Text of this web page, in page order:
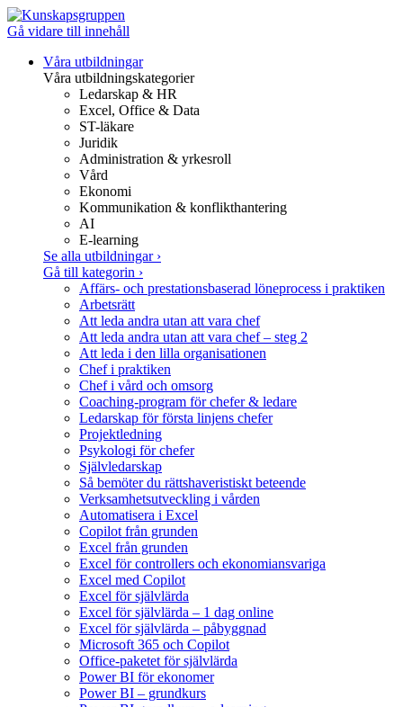
Gå vidare till innehåll
Våra utbildningar
Våra utbildningskategorier
Ledarskap & HR
Excel, Office & Data
ST-läkare
Juridik
Administration & yrkesroll
Vård
Ekonomi
Kommunikation & konflikthantering
AI
E-learning
Se alla utbildningar ›
Gå till kategorin ›
Affärs- och prestationsbaserad löneprocess i praktiken
Arbetsrätt
Att leda andra utan att vara chef
Att leda andra utan att vara chef – steg 2
Att leda i den lilla organisationen
Chef i praktiken
Chef i vård och omsorg
Coaching-program för chefer & ledare
Ledarskap för första linjens chefer
Projektledning
Psykologi för chefer
Självledarskap
Så bemöter du rättshaveristiskt beteende
Verksamhetsutveckling i vården
Automatisera i Excel
Copilot från grunden
Excel från grunden
Excel för controllers och ekonomiansvariga
Excel med Copilot
Excel för självlärda
Excel för självlärda – 1 dag online
Excel för självlärda – påbyggnad
Microsoft 365 och Copilot
Office-paketet för självlärda
Power BI för ekonomer
Power BI – grundkurs